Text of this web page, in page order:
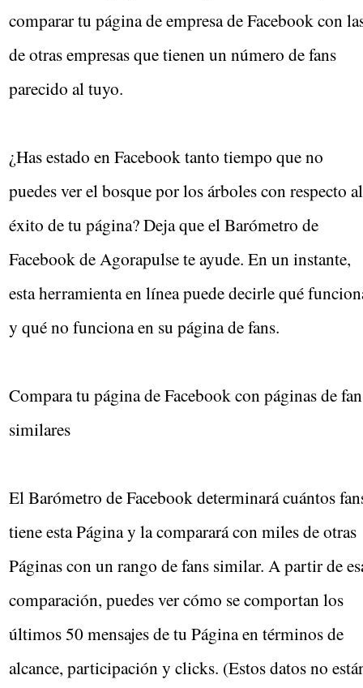
comparar tu página de empresa de Facebook con
de otras empresas que tienen un número de fans
parecido al tuyo.
¿Has estado en Facebook tanto tiempo que no
puedes ver el bosque por los árboles con respecto al
éxito de tu página? Deja que el Barómetro de
Facebook de Agorapulse te ayude. En un instante,
esta herramienta en línea puede decirle qué
y qué no funciona en su página de fans.
Compara tu página de Facebook con páginas de
similares
El Barómetro de Facebook determinará cuántos
tiene esta Página y la comparará con miles de otras
Páginas con un rango de fans similar. A partir de
comparación, puedes ver cómo se comportan los
últimos 50 mensajes de tu Página en términos de
alcance, participación y clicks. (Estos datos no